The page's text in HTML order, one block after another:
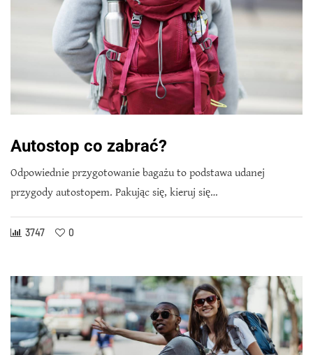
Autostop co zabrać?
Odpowiednie przygotowanie bagażu to podstawa udanej
przygody autostopem. Pakując się, kieruj się…
3747 0